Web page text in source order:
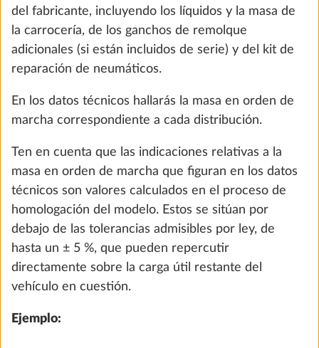
Esterillas en la cabina del conductor
97 €
Añadir
del fabricante, incluyendo los líquidos y la masa de
la carrocería, de los ganchos de remolque
adicionales (si están incluidos de serie) y del kit de
reparación de neumáticos.
En los datos técnicos hallarás la masa en orden de
marcha correspondiente a cada distribución.
Ten en cuenta que las indicaciones relativas a la
masa en orden de marcha que figuran en los datos
técnicos son valores calculados en el proceso de
homologación del modelo. Estos se sitúan por
debajo de las tolerancias admisibles por ley, de
hasta un ± 5 %, que pueden repercutir
directamente sobre la carga útil restante del
vehículo en cuestión.
Ejemplo: